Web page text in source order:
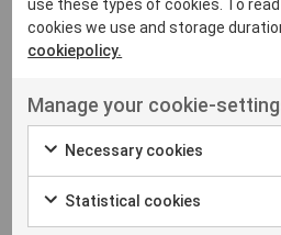
Specifikationer
Nedladdningar
use these types of cookies. To
cookies we use and storage
cookiepolicy.
Manage your cookie-
Necessary cookies
Statistical cookies